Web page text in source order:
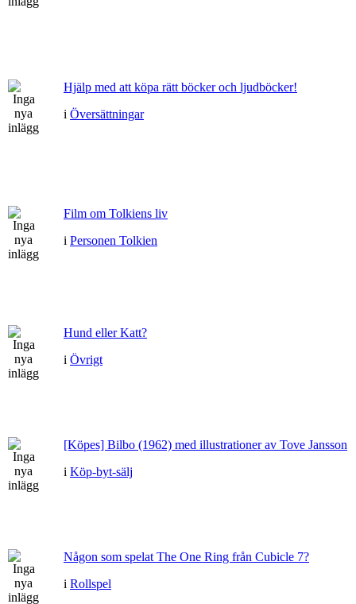
Hjälp med att köpa rätt böcker och ljudböcker!
i Översättningar
Film om Tolkiens liv
i Personen Tolkien
Hund eller Katt?
i Övrigt
[Köpes] Bilbo (1962) med illustrationer av Tove Jansson
i Köp-byt-sälj
Någon som spelat The One Ring från Cubicle 7?
i Rollspel